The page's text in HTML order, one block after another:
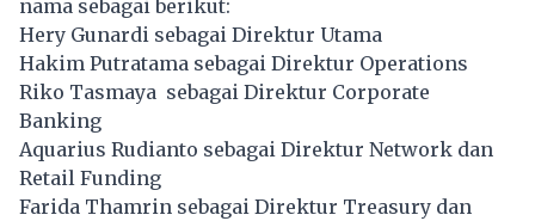
nama sebagai berikut:
Hery Gunardi sebagai Direktur Utama
Hakim Putratama sebagai Direktur Operations
Riko Tasmaya sebagai Direktur Corporate
Banking
Aquarius Rudianto sebagai Direktur Network dan
Retail Funding
Farida Thamrin sebagai Direktur Treasury dan